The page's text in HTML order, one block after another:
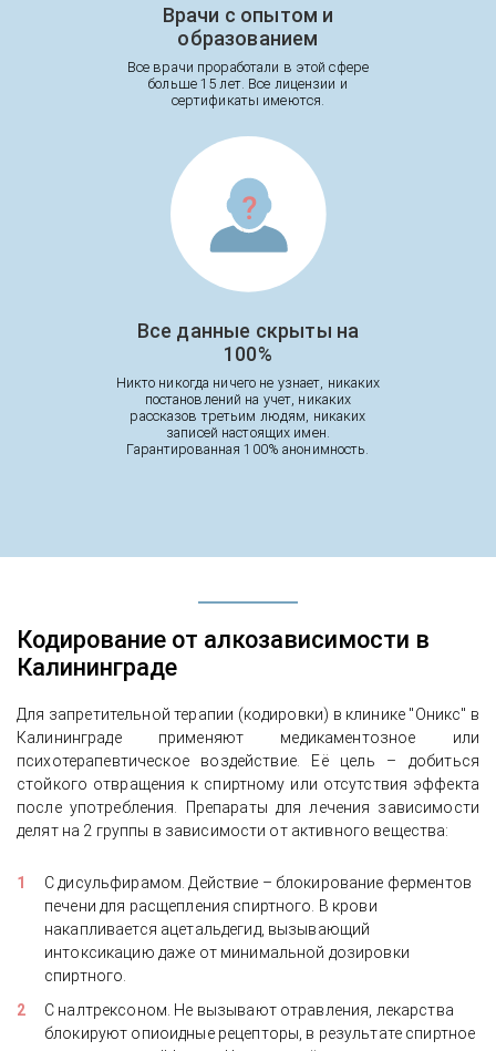
Врачи с опытом и
образованием
Все врачи проработали в этой сфере
больше 15 лет. Все лицензии и
сертификаты имеются.
Все данные скрыты на
100%
Никто никогда ничего не узнает, никаких
постановлений на учет, никаких
рассказов третьим людям, никаких
записей настоящих имен.
Гарантированная 100% анонимность.
Кодирование от алкозависимости в
Калининграде
Для запретительной терапии (кодировки) в клинике "Оникс" в
Калининграде применяют медикаментозное или
психотерапевтическое воздействие. Её цель – добиться
стойкого отвращения к спиртному или отсутствия эффекта
после употребления. Препараты для лечения зависимости
делят на 2 группы в зависимости от активного вещества:
С дисульфирамом. Действие – блокирование ферментов
печени для расщепления спиртного. В крови
накапливается ацетальдегид, вызывающий
интоксикацию даже от минимальной дозировки
спиртного.
С налтрексоном. Не вызывают отравления, лекарства
блокируют опиоидные рецепторы, в результате спиртное